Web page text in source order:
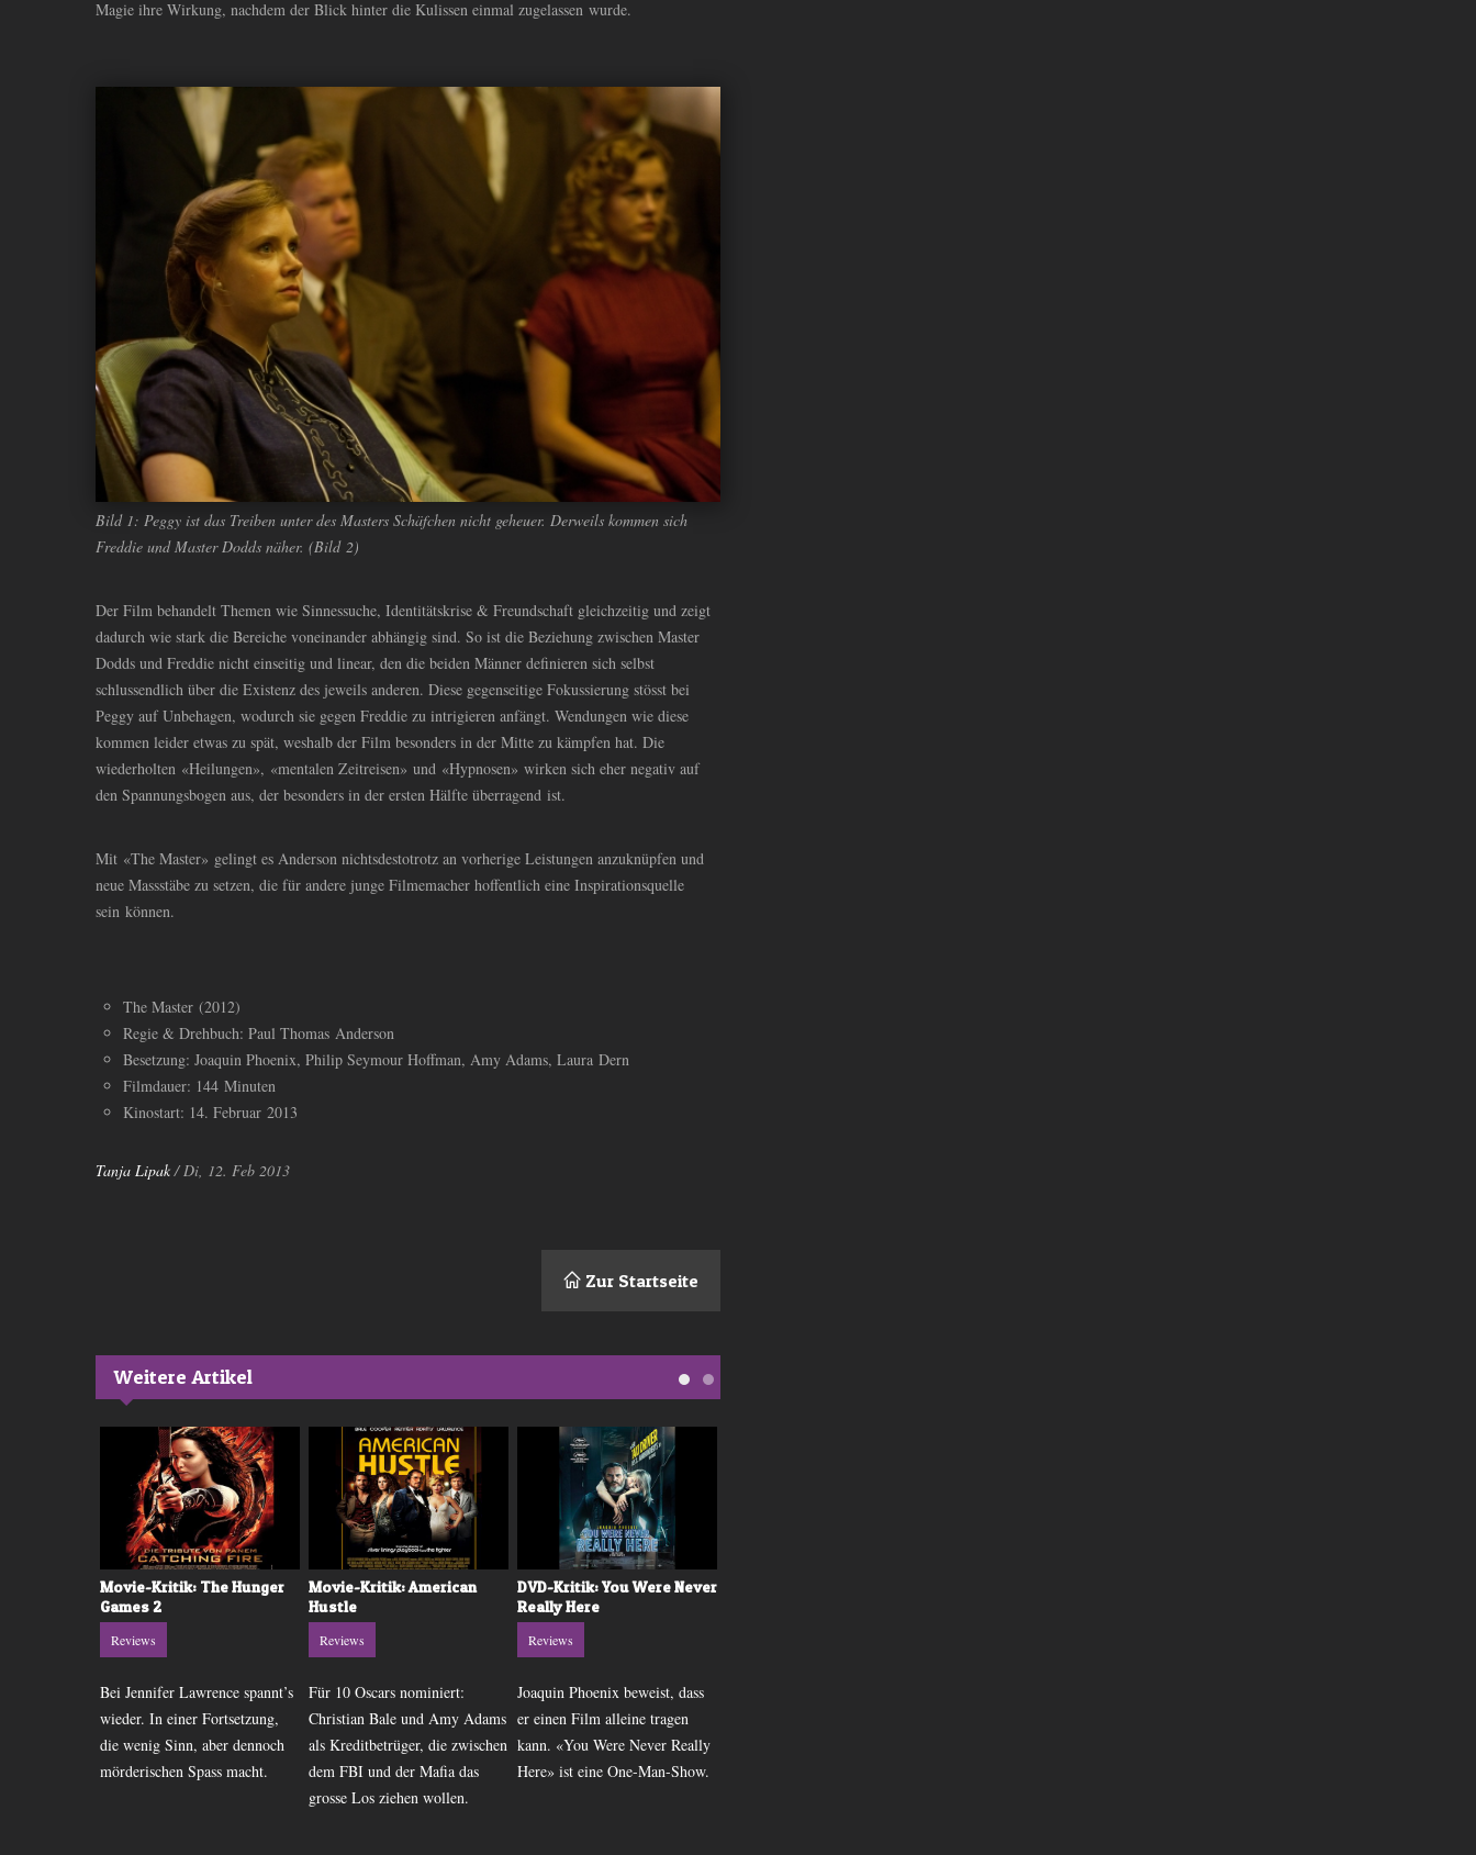
Magie ihre Wirkung, nachdem der Blick hinter die Kulissen einmal zugelassen wurde.
Bild 1: Peggy ist das Treiben unter des Masters Schäfchen nicht geheuer. Derweils kommen sich
Freddie und Master Dodds näher. (Bild 2)
Der Film behandelt Themen wie Sinnessuche, Identitätskrise & Freundschaft gleichzeitig und zeigt
dadurch wie stark die Bereiche voneinander abhängig sind. So ist die Beziehung zwischen Master
Dodds und Freddie nicht einseitig und linear, den die beiden Männer definieren sich selbst
schlussendlich über die Existenz des jeweils anderen. Diese gegenseitige Fokussierung stösst bei
Peggy auf Unbehagen, wodurch sie gegen Freddie zu intrigieren anfängt. Wendungen wie diese
kommen leider etwas zu spät, weshalb der Film besonders in der Mitte zu kämpfen hat. Die
wiederholten «Heilungen», «mentalen Zeitreisen» und «Hypnosen» wirken sich eher negativ auf
den Spannungsbogen aus, der besonders in der ersten Hälfte überragend ist.
Mit «The Master» gelingt es Anderson nichtsdestotrotz an vorherige Leistungen anzuknüpfen und
neue Massstäbe zu setzen, die für andere junge Filmemacher hoffentlich eine Inspirationsquelle
sein können.
The Master (2012)
Regie & Drehbuch: Paul Thomas Anderson
Besetzung: Joaquin Phoenix, Philip Seymour Hoffman, Amy Adams, Laura Dern
Filmdauer: 144 Minuten
Kinostart: 14. Februar 2013
Tanja Lipak/ Di, 12. Feb 2013
Zur Startseite
Weitere Artikel
Movie-Kritik: The Hunger
Games 2
Reviews
Bei Jennifer Lawrence spannt’s
wieder. In einer Fortsetzung,
die wenig Sinn, aber dennoch
mörderischen Spass macht.
Movie-Kritik: American
Hustle
Reviews
Für 10 Oscars nominiert:
Christian Bale und Amy Adams
als Kreditbetrüger, die zwischen
dem FBI und der Mafia das
grosse Los ziehen wollen.
DVD-Kritik: You Were Never
Really Here
Reviews
Joaquin Phoenix beweist, dass
er einen Film alleine tragen
kann. «You Were Never Really
Here» ist eine One-Man-Show.